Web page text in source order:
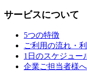
サービスについて
5つの特徴
ご利用の流れ・
1日のスケジュー
企業ご担当者様へ